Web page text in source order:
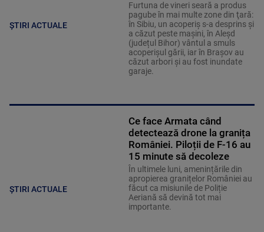
ȘTIRI ACTUALE
Furtuna de vineri seară a produs
pagube în mai multe zone din ţară:
în Sibiu, un acoperiş s-a desprins și
a căzut peste maşini, în Aleşd
(județul Bihor) vântul a smuls
acoperişul gării, iar în Braşov au
căzut arbori şi au fost inundate
garaje.
ȘTIRI ACTUALE
Ce face Armata când
detectează drone la granița
României. Piloții de F-16 au
15 minute să decoleze
În ultimele luni, amenințările din
apropierea granițelor României au
făcut ca misiunile de Poliție
Aeriană să devină tot mai
importante.